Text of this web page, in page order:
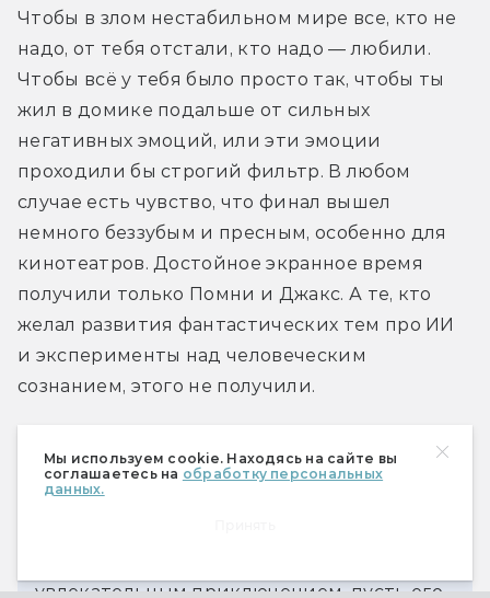
Мы используем cookie. Находясь на сайте вы
соглашаетесь на обработку персональных
данных.
Чтобы в злом нестабильном мире все, кто не
надо, от тебя отстали, кто надо — любили.
Чтобы всё у тебя было просто так, чтобы ты
жил в домике подальше от сильных
негативных эмоций, или эти эмоции
проходили бы строгий фильтр. В любом
случае есть чувство, что финал вышел
немного беззубым и пресным, особенно для
кинотеатров. Достойное экранное время
получили только Помни и Джакс. А те, кто
желал развития фантастических тем про ИИ
и эксперименты над человеческим
сознанием, этого не получили.
Относиться к сериалу и его концовке
можно по-разному, но бесспорно,
увлекательным приключением, пусть его